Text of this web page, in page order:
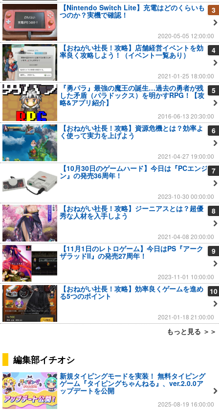
3
【Nintendo Switch Lite】充電はどのくらいも
つのか？実機で確認！
2020-05-05 12:00:00
4
【おねがい社長！攻略】店舗経営イベントを効
率良く攻略しよう！（イベント一覧あり）
2021-01-25 18:00:00
5
『勇パラ』最強の魔王の誕生…過去の勇者が残
した矛盾（パラドックス）を明かすRPG！【攻
略&アプリ紹介】
2016-06-13 20:30:00
6
【おねがい社長！攻略】資源危機とは？効率よ
く使って実力を上げよう
2021-04-27 19:00:00
7
【10月30日のゲームハード】今日は『PCエンジ
ン』の発売36周年！
2023-10-30 00:00:00
8
【おねがい社長！攻略】ジーニアスとは？超優
秀な人材を入手しよう
2021-04-08 20:00:00
9
【11月1日のレトロゲーム】今日はPS『アーク
ザラッドII』の発売27周年！
2023-11-01 10:00:00
10
【おねがい社長！攻略】効率良くゲームを進め
る5つのポイント
2021-01-18 21:00:00
もっと見る ＞＞
編集部イチオシ
新規タイピングモードを実装！ 無料タイピング
ゲーム『タイピングちゃんねる』、ver.2.0.0ア
ップデートを公開
2025-08-19 16:00:00